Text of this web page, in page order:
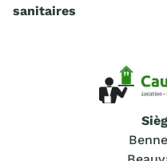
sanitaires